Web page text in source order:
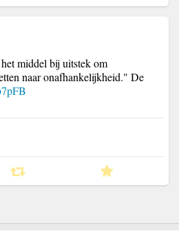
middel bij uitstek om
naar onafhankelijkheid." De